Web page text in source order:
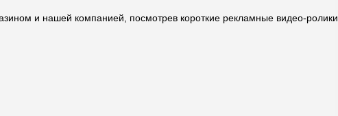
и нашей компанией, посмотрев короткие рекламные видео-ролики.